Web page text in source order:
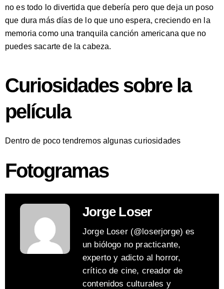
no es todo lo divertida que debería pero que deja un poso
que dura más días de lo que uno espera, creciendo en la
memoria como una tranquila canción americana que no
puedes sacarte de la cabeza.
Curiosidades sobre la
película
Dentro de poco tendremos algunas curiosidades
Fotogramas
Jorge Loser
Jorge Loser (@loserjorge) es
un biólogo no practicante,
experto y adicto al horror,
crítico de cine, creador de
contenidos culturales y